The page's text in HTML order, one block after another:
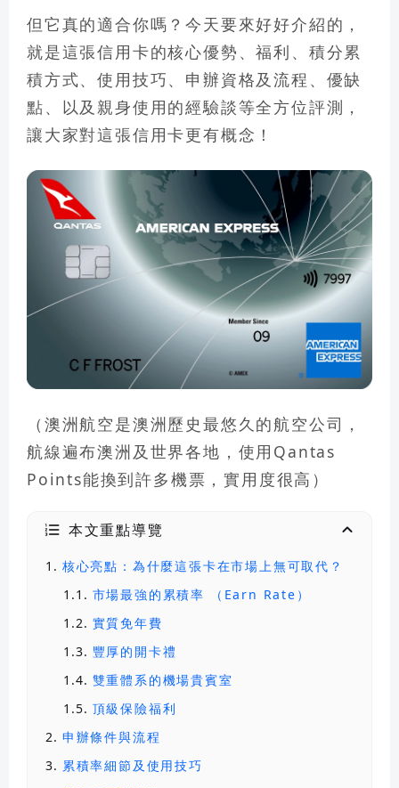
但它真的適合你嗎？今天要來好好介紹的，
就是這張信用卡的核心優勢、福利、積分累
積方式、使用技巧、申辦資格及流程、優缺
點、以及親身使用的經驗談等全方位評測 ，
讓大家對這張信用卡更有概念！
（澳洲航空是澳洲歷史最悠久的航空公司，
航線遍布澳洲及世界各地，使用Qantas
Points能換到許多機票，實用度很高）
本文重點導覽
核心亮點：為什麼這張卡在市場上無可取代？
市場最強的累積率 （Earn Rate）
實質免年費
豐厚的開卡禮
雙重體系的機場貴賓室
頂級保險福利
申辦條件與流程
累積率細節及使用技巧